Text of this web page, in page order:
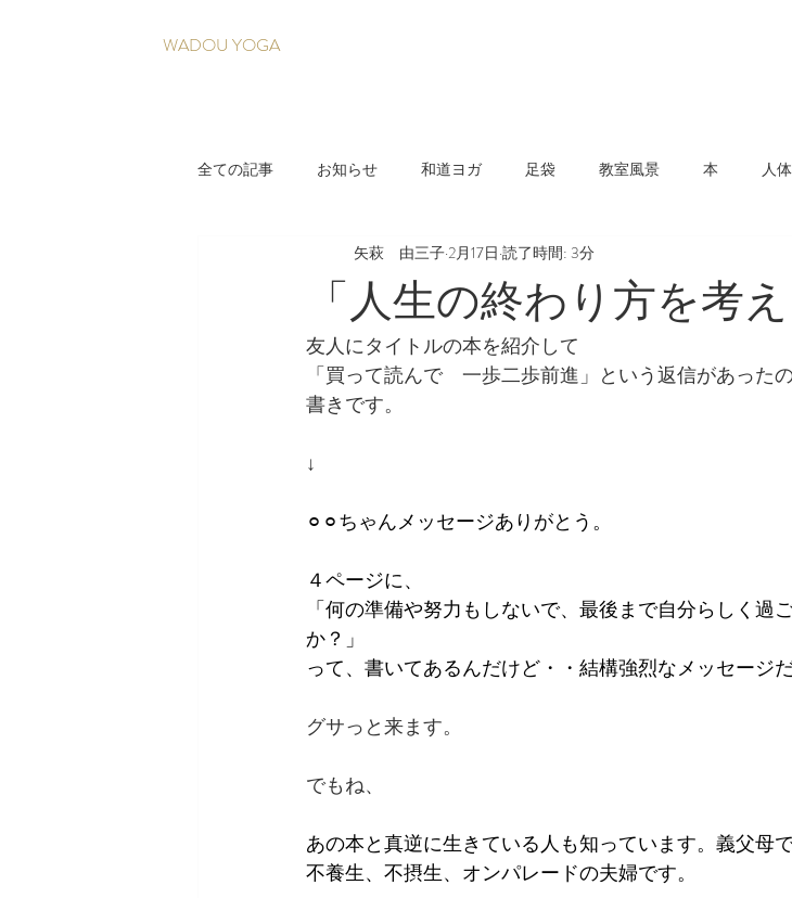
WADOU YOGA
全ての記事 お知らせ 和道ヨガ 足袋 教室風景 本 人
疲れづらい身体を育てる養生法 日本人に合った養生法
「人生の終わり方を考え
矢萩 由三子 2月17日 読了時間: 3分
友人にタイトルの本を紹介して
「買って読んで　一歩二歩前進」という返信があった
書きです。
↓
⚪︎⚪︎ちゃんメッセージありがとう。
４ページに、
「何の準備や努力もしないで、最後まで自分らしく過
か？」
って、書いてあるんだけど・・結構強烈なメッセージ
グサっと来ます。
でもね、
あの本と真逆に生きている人も知っています。義父母で
不養生、不摂生、オンパレードの夫婦です。